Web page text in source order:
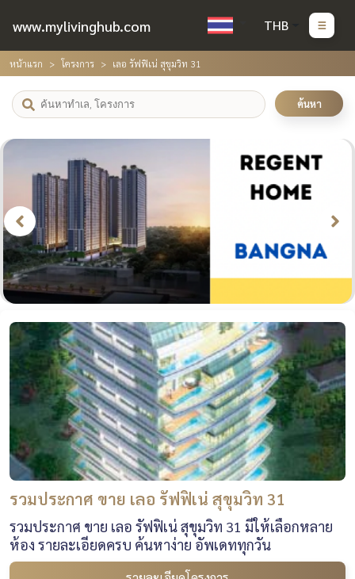
www.mylivinghub.com THB
หน้าแรก โครงการ เลอ รัฟฟิเน่ สุขุมวิท 31
ค้นหา
รวมประกาศ ขาย เลอ รัฟฟิเน่ สุขุมวิท 31
รวมประกาศ ขาย เลอ รัฟฟิเน่ สุขุมวิท 31 มีให้เลือกหลาย
ห้อง รายละเอียดครบ ค้นหาง่าย อัพเดททุกวัน